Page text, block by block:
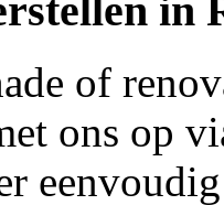
in
of
ons op